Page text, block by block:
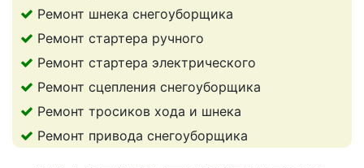
Ремонт шнека снегоуборщика
Ремонт стартера ручного
Ремонт стартера электрического
Ремонт сцепления снегоуборщика
Ремонт тросиков хода и шнека
Ремонт привода снегоуборщика